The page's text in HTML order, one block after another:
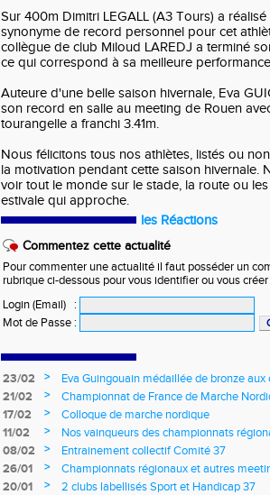
Sur 400m Dimitri LEGALL (A3 Tours) a
synonyme de record personnel pour cet
collègue de club Miloud LAREDJ a terminé
ce qui correspond à sa meilleure
Auteure d'une belle saison hivernale, Eva
son record en salle au meeting de Rouen
tourangelle a franchi 3.41m.
Nous félicitons tous nos athlètes, listés ou
la motivation pendant cette saison hivernale.
voir tout le monde sur le stade, la route ou
estivale qui approche.
les Réactions
Commentez cette actualité
Pour commenter une actualité il faut posséder un
rubrique ci-dessous pour vous identifier ou vous
Login (Email)
:
Mot de Passe :
23/02 >
Eva Guingouain médaillée de bronze
jeunes
21/02 >
Championnat de France de Marche
17/02
>
Colloque de marche nordique
11/02
>
Nos vainqueurs des championnats
08/02
>
Entrainement collectif Comité 37
26/01
>
Championnats régionaux et autres
20/01
>
2 clubs labellisés Sport et Handicap 37